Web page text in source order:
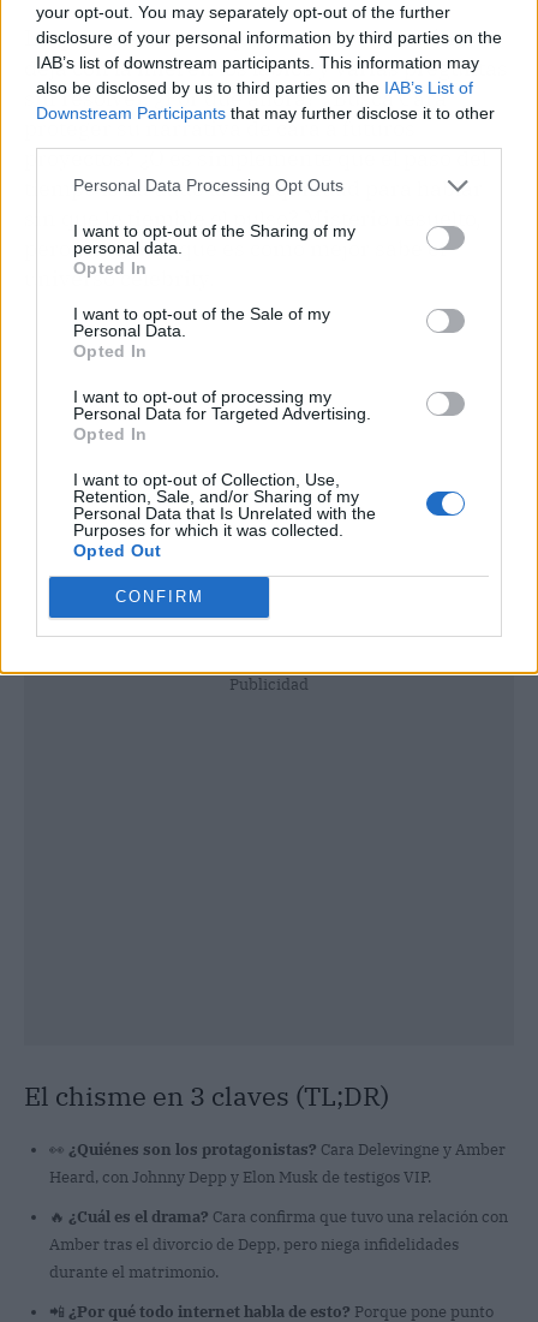
your opt-out. You may separately opt-out of the further
disclosure of your personal information by third parties on the
IAB’s list of downstream participants. This information may
also be disclosed by us to third parties on the IAB’s List of
Downstream Participants that may further disclose it to other
Personal Data Processing Opt Outs
I want to opt-out of the Sharing of my
personal data.
Opted In
I want to opt-out of the Sale of my
Personal Data.
Opted In
I want to opt-out of processing my
Personal Data for Targeted Advertising.
Opted In
I want to opt-out of Collection, Use,
Retention, Sale, and/or Sharing of my
Personal Data that Is Unrelated with the
Purposes for which it was collected.
Opted Out
CONFIRM
Lo que está claro es que esta conversación nos
deja con la miel en los labios y varias preguntas
sin resolver. ¿Por qué ahora? ¿Busca Cara
proteger su narrativa de cara a futuros
proyectos? ¿O es simplemente que el paso del
tiempo le ha dado la tranquilidad para hablar
sin que le tiemble el pulso? Misterio resuelto,
pero a medias, que es como mejor sabe el
universo celebrity.
Publicidad
El chisme en 3 claves (TL;DR)
👀 ¿Quiénes son los protagonistas? Cara Delevingne y Amber
Heard, con Johnny Depp y Elon Musk de testigos VIP.
🔥 ¿Cuál es el drama? Cara confirma que tuvo una relación con
Amber tras el divorcio de Depp, pero niega infidelidades
durante el matrimonio.
📲 ¿Por qué todo internet habla de esto? Porque pone punto